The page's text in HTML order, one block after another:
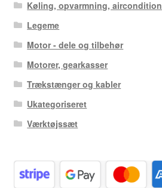
Køling, opvarmning, aircondition
Legeme
Motor - dele og tilbehør
Motorer, gearkasser
Trækstænger og kabler
Ukategoriseret
Værktøjssæt